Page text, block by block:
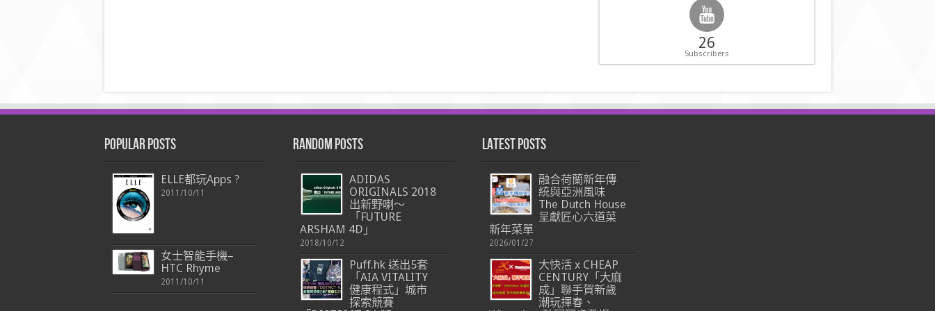
26
Subscribers
Popular Posts
ELLE都玩Apps ?
2011/10/11
女士智能手機–
HTC Rhyme
2011/10/11
Random Posts
ADIDAS
ORIGINALS 2018
出新野喇～
「FUTURE
ARSHAM 4D」
2018/10/12
Puff.hk 送出5套
「AIA VITALITY
健康程式」城市
探索競賽
Latest Posts
融合荷蘭新年傳
統與亞洲風味
The Dutch House
呈獻匠心六道菜
新年菜單
2026/01/27
大快活 x CHEAP
CENTURY「大麻
成」聯手賀新歲
潮玩揮春、